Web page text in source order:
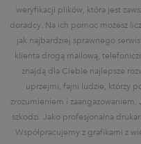
weryfikacji plików, która jest
doradcy. Na ich pomoc możesz
jak najbardziej sprawnego
klienta drogą mailową,
znajdą dla Ciebie najlepsze
uprzejmi, fajni ludzie, którzy
zrozumieniem i
szkodzi. Jako profesjonalna
Współpracujemy z grafikami z